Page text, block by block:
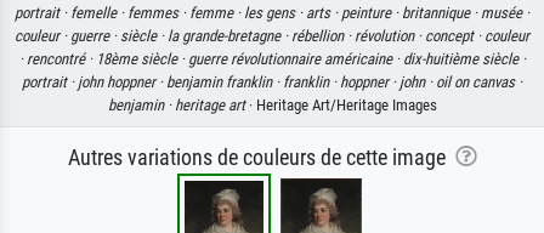
portrait · femelle · femmes · femme · les gens · arts · peinture · britannique · musée ·
couleur · guerre · siècle · la grande-bretagne · rébellion · révolution · concept · couleur
· rencontré · 18ème siècle · guerre révolutionnaire américaine · dix-huitième siècle ·
portrait · john hoppner · benjamin franklin · franklin · hoppner · john · oil on canvas ·
benjamin · heritage art· Heritage Art/Heritage Images
Autres variations de couleurs de cette image